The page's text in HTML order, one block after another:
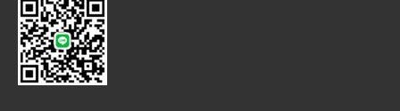
회사는 다음과 같은 서비스를 제공합니다.
Zoom을 통한 실시간 온라인 한국어 강의
온라인 VOD 강의(녹화 강의)
1:1 개인 온라인 한국어 수업
해당 정보를 지체 없이 파기합니다.
단, 관련 법령에 따라 일정 기간 보관이 필요한
경우에는 해당 기간 동안 보관합니다.
4. 개인정보의 제3자 제공